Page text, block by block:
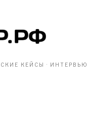
КЕЙСЫ · ИНТЕРВЬЮ